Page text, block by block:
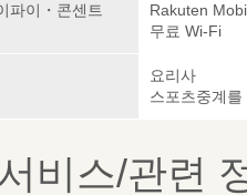
파이・콘센트
Rakuten
무료 Wi-Fi
요리사
스포츠중계를
비스/관련